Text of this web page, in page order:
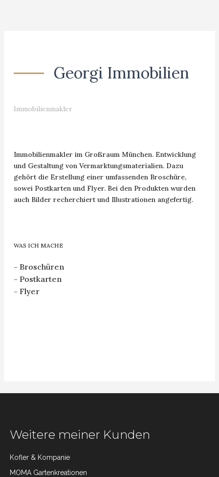
Georgi Immobilien
Immobilienmakler
Immobilienmakler im Großraum München. Entwicklung
und Gestaltung von Vermarktungsmaterialien. Dazu
gehört die Erstellung einer umfassenden Broschüre,
sowei Postkarten und Flyer. Bei den Produkten wurden
auch Bilder recherchiert und Illustrationen angefertig.
WAS ICH MACHE
- Broschüren
- Postkarten
- Flyer
Weitere meiner Kunden
Kofler & Kompanie
MOMA Gartenkreationen